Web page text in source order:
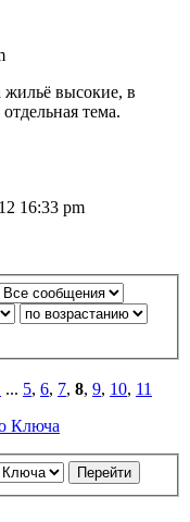
жильё высокие, в
тема.
16:33 pm
... 5, 6, 7, 8, 9, 10, 11
Ключа